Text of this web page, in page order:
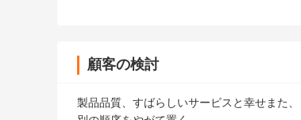
顧客の検討
製品品質、すばらしいサービスと幸せまた、